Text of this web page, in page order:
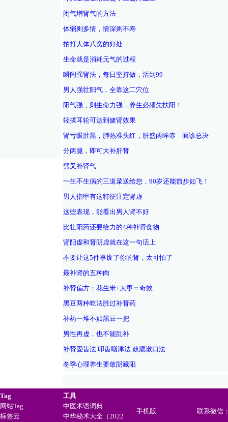
闭气增肾气的方法
体弱则多情，情深则不寿
拍打人体八窝的好处
生命就是消耗元气的过程
瞬间强肾法，每日坚持做，活到99
男人强壮阳气，全靠这二穴位
阳气强，则生命力强，养生必须先扶阳！
轻揉耳轮可达到健肾效果
肾亏眼肚黑，肺热准头红，肝盛两眸赤—面诊总决
分两腿，即可大补肝肾
劈叉补肾气
一生不生病的三道菜送给您，90岁还能箭步如飞！
男人指甲有这特征注定肾虚
这些表现，能看出男人肾不好
比壮阳药还要给力的4种补肾食物
肾阳虚和肾阴虚就在这一句话上
不要让这5件事废了你的肾，太可怕了
最补肾的五种肉
补肾偏方：花生米+大枣＝奇效
黑豆两种吃法胜过补肾药
补药一堆不如黑豆一把
男性再虚，也不能乱补
补肾固齿法 叩齿咽津法 鼓腮漱口法
冬季心理养生要敛阴藏阳
Tag
网站Tag
标签云
工具
中医术语词典
中华秘术大全（2022
手机版 联系微信